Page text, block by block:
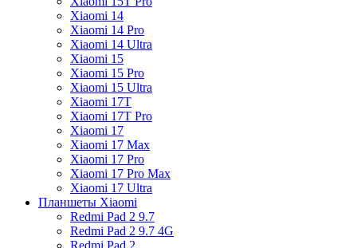
Xiaomi 14
Xiaomi 14 Pro
Xiaomi 14 Ultra
Xiaomi 15
Xiaomi 15 Pro
Xiaomi 15 Ultra
Xiaomi 17T
Xiaomi 17T Pro
Xiaomi 17
Xiaomi 17 Max
Xiaomi 17 Pro
Xiaomi 17 Pro Max
Xiaomi 17 Ultra
Планшеты Xiaomi
Redmi Pad 2 9.7
Redmi Pad 2 9.7 4G
Redmi Pad 2